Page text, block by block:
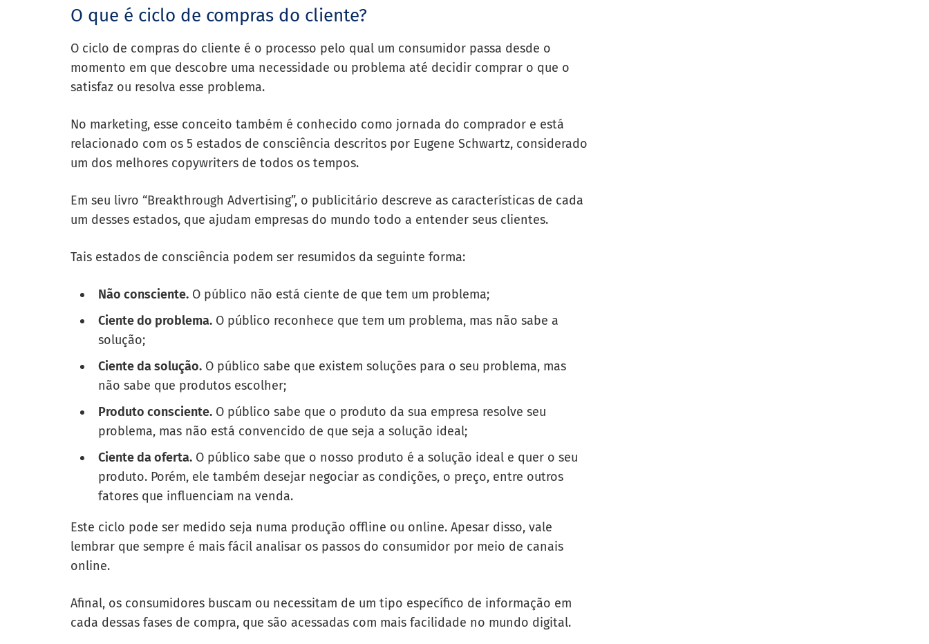
O que é ciclo de compras do cliente?
O ciclo de compras do cliente é o processo pelo qual um consumidor passa desde o
momento em que descobre uma necessidade ou problema até decidir comprar o que o
satisfaz ou resolva esse problema.
No marketing, esse conceito também é conhecido como jornada do comprador e está
relacionado com os 5 estados de consciência descritos por Eugene Schwartz, considerado
um dos melhores copywriters de todos os tempos.
Em seu livro “Breakthrough Advertising”, o publicitário descreve as características de cada
um desses estados, que ajudam empresas do mundo todo a entender seus clientes.
Tais estados de consciência podem ser resumidos da seguinte forma:
Não consciente. O público não está ciente de que tem um problema;
Ciente do problema. O público reconhece que tem um problema, mas não sabe a
solução;
Ciente da solução. O público sabe que existem soluções para o seu problema, mas
não sabe que produtos escolher;
Produto consciente. O público sabe que o produto da sua empresa resolve seu
problema, mas não está convencido de que seja a solução ideal;
Ciente da oferta. O público sabe que o nosso produto é a solução ideal e quer o seu
produto. Porém, ele também desejar negociar as condições, o preço, entre outros
fatores que influenciam na venda.
Este ciclo pode ser medido seja numa produção offline ou online. Apesar disso, vale
lembrar que sempre é mais fácil analisar os passos do consumidor por meio de canais
online.
Afinal, os consumidores buscam ou necessitam de um tipo específico de informação em
cada dessas fases de compra, que são acessadas com mais facilidade no mundo digital.